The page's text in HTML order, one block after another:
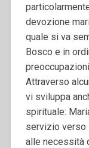
devozione
quale si va
Bosco e in
Attraverso
vi sviluppa
spirituale:
servizio verso
alle necessità